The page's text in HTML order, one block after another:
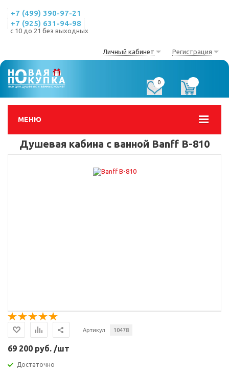
+7 (499) 390-97-21
+7 (925) 631-94-98
с 10 до 21 без выходных
Личный кабинет Регистрация
МЕНЮ
0
Душевая кабина с ванной Banff B-810
Артикул 10478
69 200 руб. /шт
Достаточно